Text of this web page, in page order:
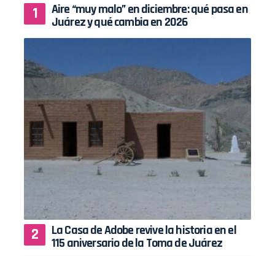
Aire “muy malo” en diciembre: qué pasa en
Juárez y qué cambia en 2026
La Casa de Adobe revive la historia en el
115 aniversario de la Toma de Juárez